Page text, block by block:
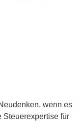
wenn es
Steuerexpertise für